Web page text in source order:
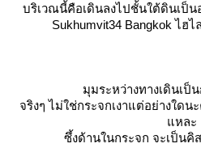
บริเวณนี้คือเดินลงไปชั้นใต้ดินเป็น
Sukhumvit34 Bangkok ไฮ
มุมระหว่างทางเดินเป็
จริงๆ ไม่ใช่กระจกเงาแต่อย่างใด
หละ
ซึ้งด้านในกระจก จะเป็น